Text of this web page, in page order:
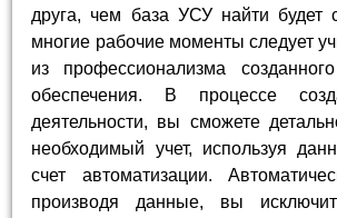
друга, чем база УСУ найти будет
многие рабочие моменты следует
из профессионализма
обеспечения. В процессе
деятельности, вы сможете
необходимый учет, используя
счет автоматизации.
производя данные, вы